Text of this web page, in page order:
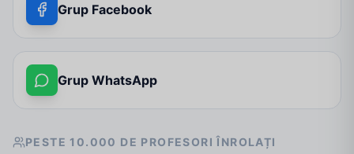
Grup Facebook
Grup WhatsApp
PESTE 10.000 DE PROFESORI ÎNROLAȚI